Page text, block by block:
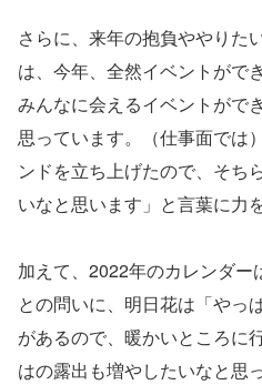
さらに、来年の抱負ややりた
は、今年、全然イベントがで
みんなに会えるイベントがで
思っています。（仕事面では
ンドを立ち上げたので、そち
いなと思います」と言葉に力
加えて、2022年のカレンダ
との問いに、明日花は「やっ
があるので、暖かいところに行
はの露出も増やしたいなと思